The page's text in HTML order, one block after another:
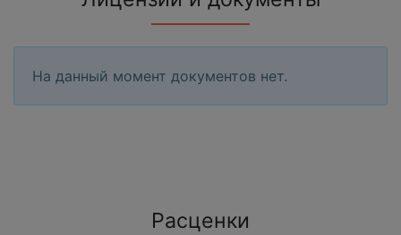
На данный момент документов нет.
Расценки